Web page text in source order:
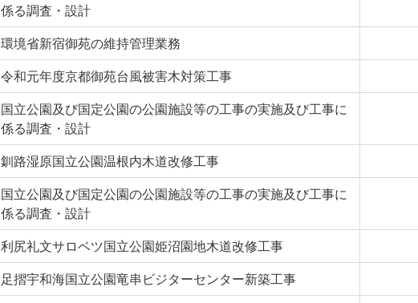
係る調査・設計
環境省新宿御苑の維持管理業務
令和元年度京都御苑台風被害木対策工事
国立公園及び国定公園の公園施設等の工事の実施及び工事に
係る調査・設計
釧路湿原国立公園温根内木道改修工事
国立公園及び国定公園の公園施設等の工事の実施及び工事に
係る調査・設計
利尻礼文サロベツ国立公園姫沼園地木道改修工事
足摺宇和海国立公園竜串ビジターセンター新築工事